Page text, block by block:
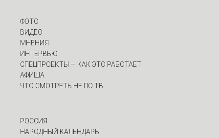
ФОТО
ВИДЕО
МНЕНИЯ
ИНТЕРВЬЮ
CПЕЦПРОЕКТЫ — КАК ЭТО РАБОТАЕТ
АФИША
ЧТО СМОТРЕТЬ НЕ ПО ТВ
РОССИЯ
НАРОДНЫЙ КАЛЕНДАРЬ